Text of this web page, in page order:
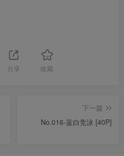
分享 收藏
下一篇
No.016-蓝白竞泳 [40P]